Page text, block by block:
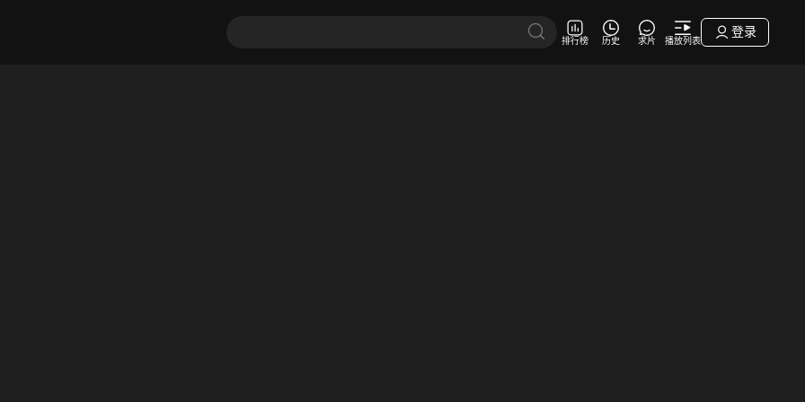
排行榜 历史 求片 播放列表
登录